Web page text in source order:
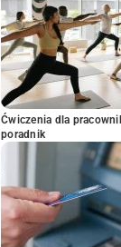
Ćwiczenia dla
poradnik